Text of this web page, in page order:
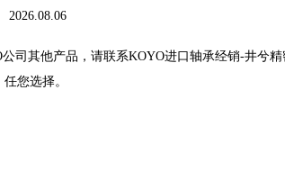
2026.08.06
司其他产品，请联系KOYO进口轴承经销-井兮
您选择。